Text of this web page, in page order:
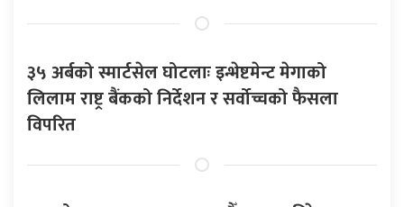
३५ अर्बको स्मार्टसेल घोटलाः इन्भेष्टमेन्ट मेगाको
लिलाम राष्ट्र बैंकको निर्देशन र सर्वोच्चको फैसला
विपरित